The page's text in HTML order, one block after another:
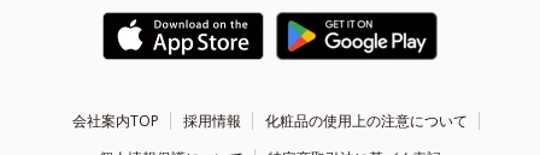
会社案内TOP 採用情報
化粧品の使用上の注意について